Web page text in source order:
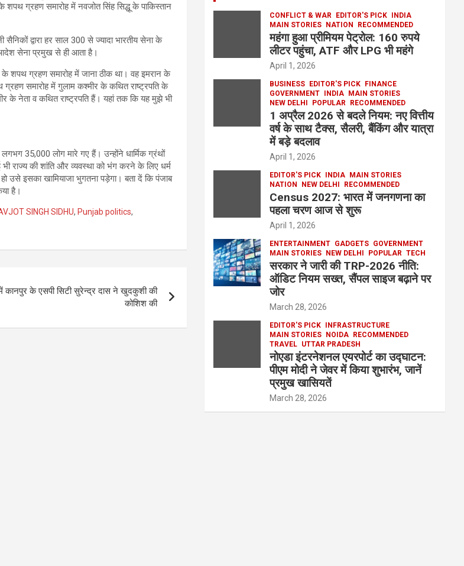
ग्रहण समारोह में नवजोत सिंह सिद्धू के पाकिस्‍तान
द्वारा हर साल 300 से ज्यादा भारतीय सेना के
सेना प्रमुख से ही आता है।
केशपथ ग्रहण समारोह में जाना ठीक था। वह इमरान के
समारोह में गुलाम कश्‍मीर के कथित राष्ट्रपति के
के नेता व कथित राष्‍ट्रपति हैं। यहां तक कि यह मुझे भी
35,000 लोग मारे गए हैं। उन्‍होंने धार्मिक ग्रंथों
राज्य की शांति और व्‍यवस्‍था को भंग करने के लिए धर्म
उसे इसका खामियाजा भुगतना पड़ेगा। बता दें कि पंजाब
है।
SINGH SIDHU, Punjab politics,
कानपुर के एसपी सिटी सुरेन्द्र दास ने खुदकुशी की
कोशिश की
CONFLICT & WAR EDITOR'S PICK INDIA
MAIN STORIES NATION RECOMMENDED
महंगा हुआ प्रीमियम पेट्रोल: 160 रुपये
लीटर पहुंचा, ATF और LPG भी महंगे
April 1, 2026
BUSINESS EDITOR'S PICK FINANCE
GOVERNMENT INDIA MAIN STORIES
NEW DELHI
POPULAR RECOMMENDED
1 अप्रैल 2026 से बदले नियम: नए वित्तीय
वर्ष के साथ टैक्स, सैलरी, बैंकिंग और यात्रा
में बड़े बदलाव
April 1, 2026
EDITOR'S PICK INDIA MAIN STORIES
NATION
NEW DELHI RECOMMENDED
Census 2027: भारत में जनगणना का
पहला चरण आज से शुरू
April 1, 2026
ENTERTAINMENT GADGETS GOVERNMENT
MAIN STORIES NEW DELHI POPULAR TECH
सरकार ने जारी की TRP-2026 नीति:
ऑडिट नियम सख्त, सैंपल साइज बढ़ाने पर
जोर
March 28, 2026
EDITOR'S PICK INFRASTRUCTURE
MAIN STORIES NOIDA RECOMMENDED
TRAVEL UTTAR PRADESH
नोएडा इंटरनेशनल एयरपोर्ट का उद्घाटन:
पीएम मोदी ने जेवर में किया शुभारंभ, जानें
प्रमुख खासियतें
March 28, 2026